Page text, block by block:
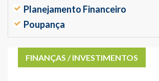
Planejamento Financeiro
Poupança
FINANÇAS / INVESTIMENTOS